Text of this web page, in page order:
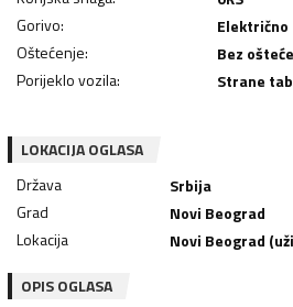
Gorivo:
Električno
Oštećenje:
Bez
Porijeklo vozila: Strane
LOKACIJA OGLASA
Država
Srbija
Grad
Novi Beograd
Lokacija
Novi Beograd
OPIS OGLASA